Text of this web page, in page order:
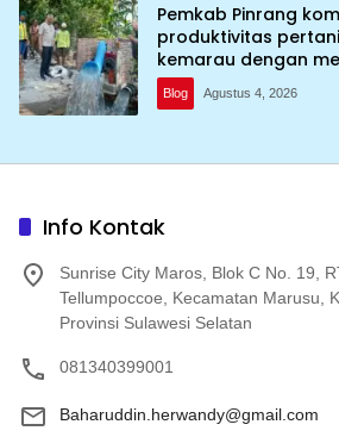
Pemkab Pinrang
produktivitas
kemarau dengan
program Irigasi
Blog Agustus 4, 2026
Info Kontak
Sunrise City Maros, Blok C No. 19,
Tellumpoccoe, Kecamatan Marusu,
Provinsi Sulawesi Selatan
081340399001
Baharuddin.herwandy@gmail.com